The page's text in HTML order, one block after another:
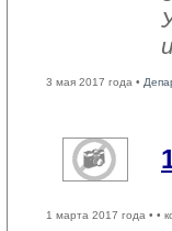
3 мая 2017 года •
1 марта 2017 года • •